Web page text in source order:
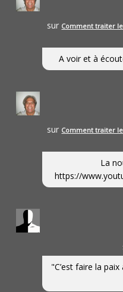
sur Comment traiter
A voir et à
sur Comment traiter
La
https://
"C’est faire la